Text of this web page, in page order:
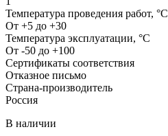
Температура проведения работ, °С
От +5 до +30
Температура эксплуатации, °С
От -50 до +100
Сертификаты соответствия
Отказное письмо
Страна-производитель
Россия
В наличии